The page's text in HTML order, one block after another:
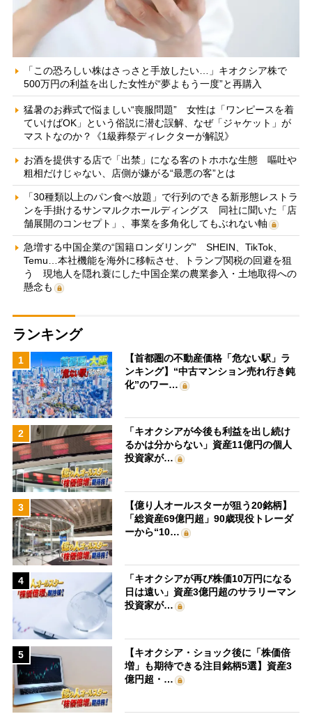
「この恐ろしい株はさっさと手放したい…」キオクシア株で
500万円の利益を出した女性が“夢よもう一度”と再購入
猛暑のお葬式で悩ましい“喪服問題” 女性は「ワンピースを着
ていけばOK」という俗説に潜む誤解、なぜ「ジャケット」が
マストなのか？《1級葬祭ディレクターが解説》
お酒を提供する店で「出禁」になる客のトホホな生態 嘔吐や
粗相だけじゃない、店側が嫌がる“最悪の客”とは
「30種類以上のパン食べ放題」で行列のできる新形態レストラ
ンを手掛けるサンマルクホールディングス 同社に聞いた「店
舗展開のコンセプト」、事業を多角化してもぶれない軸
急増する中国企業の“国籍ロンダリング” SHEIN、TikTok、
Temu…本社機能を海外に移転させ、トランプ関税の回避を狙
う 現地人を隠れ蓑にした中国企業の農業参入・土地取得への
懸念も
ランキング
1
【首都圏の不動産価格「危ない駅」ラ
ンキング】“中古マンション売れ行き鈍
化”のワー…
2
「キオクシアが今後も利益を出し続け
るかは分からない」資産11億円の個人
投資家が…
3
【億り人オールスターが狙う20銘柄】
「総資産69億円超」90歳現役トレーダ
ーから“10…
4
「キオクシアが再び株価10万円になる
日は遠い」資産3億円超のサラリーマン
投資家が…
5
【キオクシア・ショック後に「株価倍
増」も期待できる注目銘柄5選】資産3
億円超・…